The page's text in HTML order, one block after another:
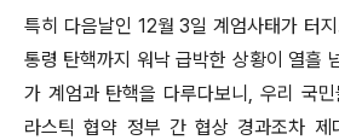
특히 다음날인 12월 3일 계엄사태가 터
통령 탄핵까지 워낙 급박한 상황이 열흘
가 계엄과 탄핵을 다루다보니, 우리 국
라스틱 협약 정부 간 협상 경과조차 제